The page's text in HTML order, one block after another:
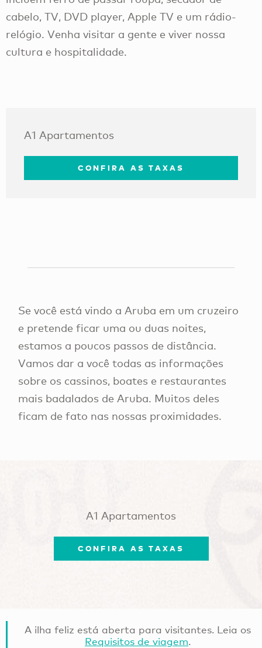
cabelo, TV, DVD player, Apple TV e um rádio-
relógio. Venha visitar a gente e viver nossa
cultura e hospitalidade.
A1 Apartamentos
CONFIRA AS TAXAS
Se você está vindo a Aruba em um cruzeiro
e pretende ficar uma ou duas noites,
estamos a poucos passos de distância.
Vamos dar a você todas as informações
sobre os cassinos, boates e restaurantes
mais badalados de Aruba. Muitos deles
ficam de fato nas nossas proximidades.
A1 Apartamentos
CONFIRA AS TAXAS
A ilha feliz está aberta para visitantes. Leia os
Requisitos de viagem.